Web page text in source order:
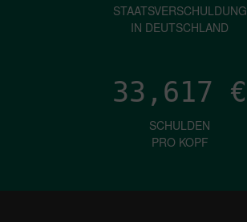
STAATSVERSCHULDUNG
IN DEUTSCHLAND
33,617 €
SCHULDEN
PRO KOPF